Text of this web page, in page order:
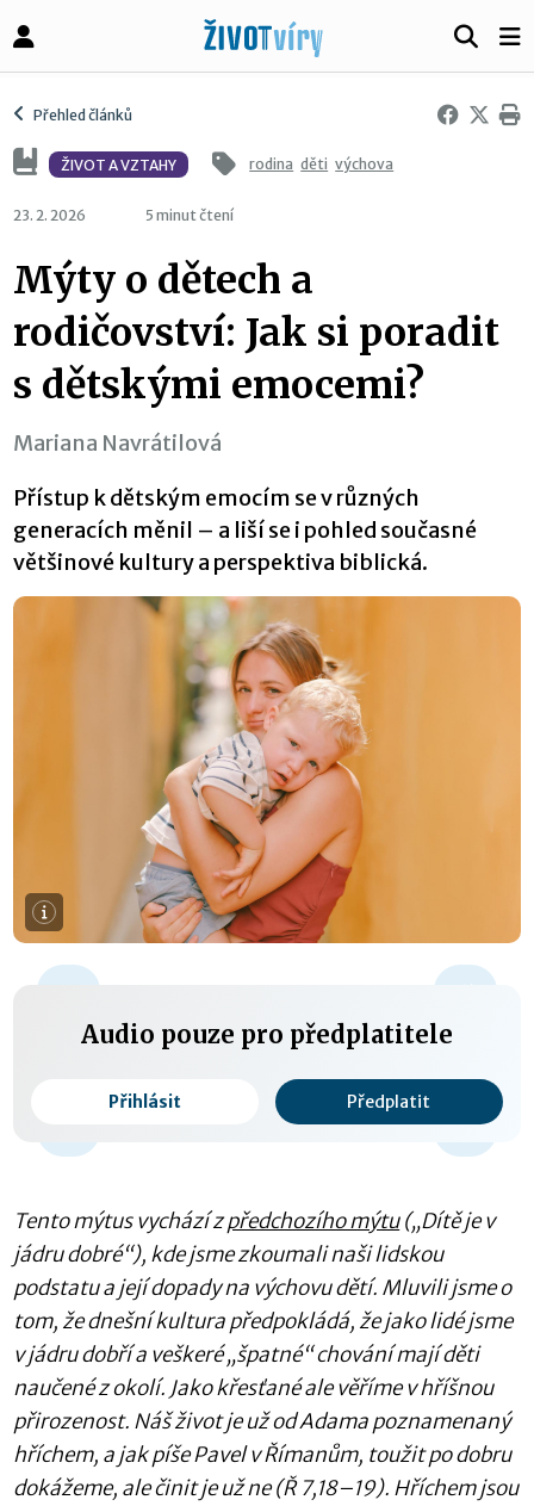
Přehled článků
ŽIVOT A VZTAHY rodina děti výchova
23. 2. 2026 5 minut čtení
Mýty o dětech a
rodičovství: Jak si poradit
s dětskými emocemi?
Mariana Navrátilová
Přístup k dětským emocím se v různých
generacích měnil – a liší se i pohled současné
většinové kultury a perspektiva biblická.
Audio pouze pro předplatitele
Přihlásit Předplatit
0:00 / 0:00
Tento mýtus vychází zpředchozího mýtu(„Dítě je v
jádru dobré“), kde jsme zkoumali naši lidskou
podstatu a její dopady na výchovu dětí. Mluvili jsme o
tom, že dnešní kultura předpokládá, že jako lidé jsme
v jádru dobří a veškeré „špatné“ chování mají děti
naučené z okolí. Jako křesťané ale věříme v hříšnou
přirozenost. Náš život je už od Adama poznamenaný
hříchem, a jak píše Pavel v Římanům, toužit po dobru
dokážeme, ale činit je už ne (Ř 7,18–19). Hříchem jsou